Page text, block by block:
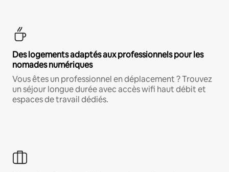
Des logements adaptés aux professionnels pour les
nomades numériques
Vous êtes un professionnel en déplacement ? Trouvez
un séjour longue durée avec accès wifi haut débit et
espaces de travail dédiés.